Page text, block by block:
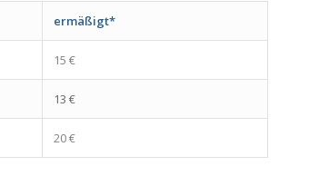
ermäßigt*
15 €
13 €
20 €